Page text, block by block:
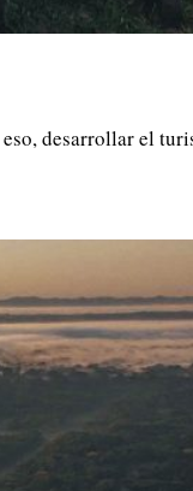
desarrollar el